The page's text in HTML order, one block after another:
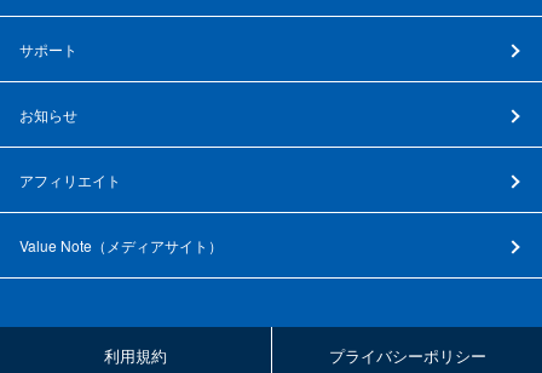
サポート
お知らせ
アフィリエイト
Value Note（ メディアサイト ）
利用規約 プライバシーポリシー